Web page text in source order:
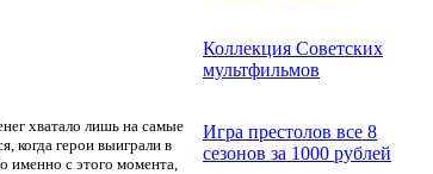
хватало лишь на самые
когда герои выиграли в
с этого момента,
Коллекция Советских
мультфильмов
Игра престолов все 8
сезонов за 1000 рублей